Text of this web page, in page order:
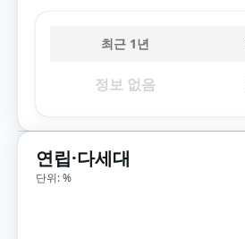
최근 1년
정보 없음
연립·다세대
단위: %